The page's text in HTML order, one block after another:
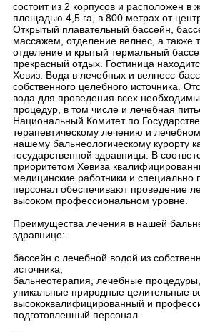
состоит из 2 корпусов и расположен в
площадью 4,5 га, в 800 метрах от
Открытый плавательный бассейн,
массажем, отделение велнес, а также
отделение и крытый термальный
прекрасный отдых. Гостиница
Хевиз. Вода в лечебных и велнесс-
собственного целебного источника.
вода для проведения всех
процедур, в том числе и лечебная
Национальный Комитет по
терапевтическому лечению и
нашему бальнеологическому курорту
государственной здравницы. В
приоритетом Хевиза
медицинские работники и специально
персонал обеспечивают проведение
высоком профессиональном уровне.
Преимущества лечения в нашей
здравнице:
бассейн с лечебной водой из
источника,
бальнеотерапия, лечебные
уникальные природные целительные
высококвалифицированный и
подготовленный персонал.